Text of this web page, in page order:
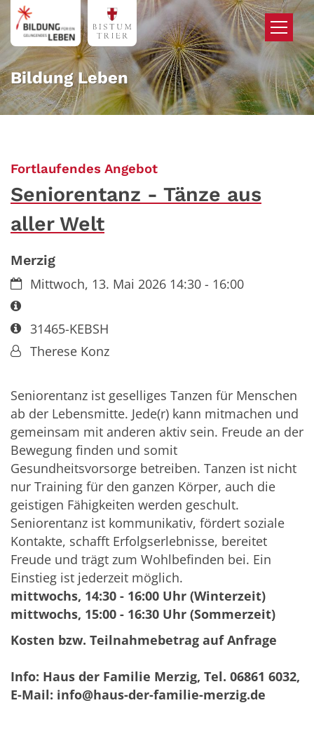
Zum Inhalt springen
Bildung Leben
Fortlaufendes Angebot:
Seniorentanz - Tänze aus
aller Welt
Merzig
Datum:Mittwoch, 13. Mai 2026 14:30 - 16:00
Art bzw. Nummer:
Art bzw. Nummer:
31465-KEBSH
Von:Therese Konz
Seniorentanz ist geselliges Tanzen für Menschen
ab der Lebensmitte. Jede(r) kann mitmachen und
gemeinsam mit anderen aktiv sein. Freude an der
Bewegung finden und somit
Gesundheitsvorsorge betreiben. Tanzen ist nicht
nur Training für den ganzen Körper, auch die
geistigen Fähigkeiten werden geschult.
Seniorentanz ist kommunikativ, fördert soziale
Kontakte, schafft Erfolgserlebnisse, bereitet
Freude und trägt zum Wohlbefinden bei. Ein
Einstieg ist jederzeit möglich.
mittwochs, 14:30 - 16:00 Uhr (Winterzeit)
mittwochs, 15:00 - 16:30 Uhr (Sommerzeit)
Kosten bzw. Teilnahmebetrag auf Anfrage
Info: Haus der Familie Merzig, Tel. 06861 6032,
E-Mail: info@haus-der-familie-merzig.de